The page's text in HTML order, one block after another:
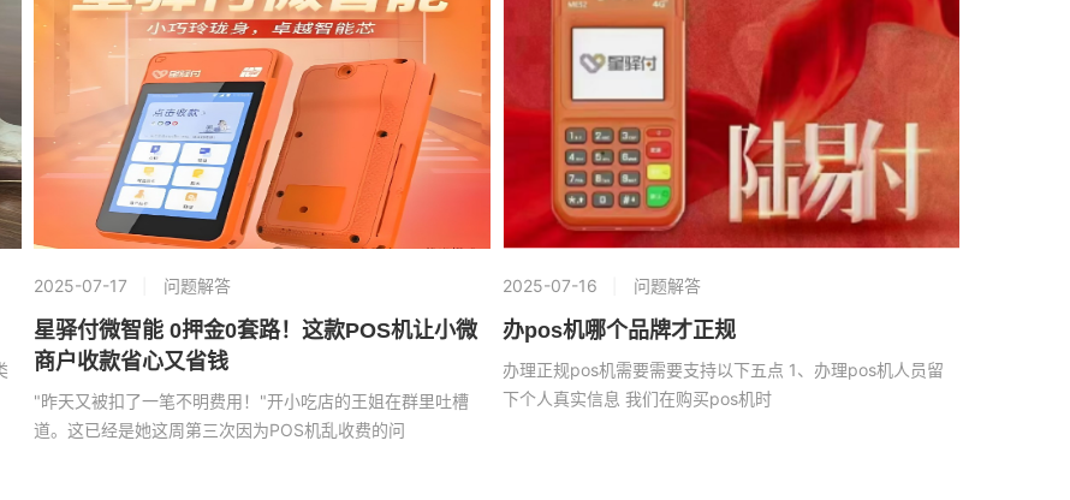
2025-07-17 问题解答
星驿付微智能 0押金0套路！这款POS机让小微
商户收款省心又省钱
"昨天又被扣了一笔不明费用！"开小吃店的王姐在群里吐槽
道。这已经是她这周第三次因为POS机乱收费的问
2025-07-16 问题解答
办pos机哪个品牌才正规
办理正规pos机需要需要支持以下五点 1、办理pos机人员留
下个人真实信息 我们在购买pos机时